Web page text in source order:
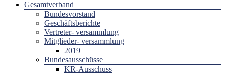
Gesamtverband
Bundesvorstand
Geschäftsberichte
Vertreter- versammlung
Mitglieder- versammlung
2019
Bundesausschüsse
KR-Ausschuss